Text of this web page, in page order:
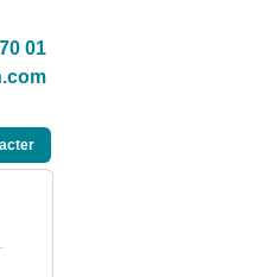
01